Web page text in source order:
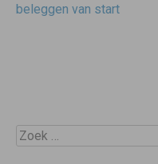
beleggen van start
Zoek